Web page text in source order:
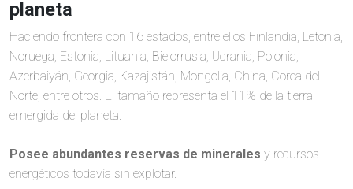
planeta
Haciendo frontera con 16 estados, entre ellos Finlandia, Letonia,
Noruega, Estonia, Lituania, Bielorrusia, Ucrania, Polonia,
Azerbaiyán, Georgia, Kazajistán, Mongolia, China, Corea del
Norte, entre otros. El tamaño representa el 11% de la tierra
emergida del planeta.
Posee abundantes reservas de minerales y recursos
energéticos todavía sin explotar.